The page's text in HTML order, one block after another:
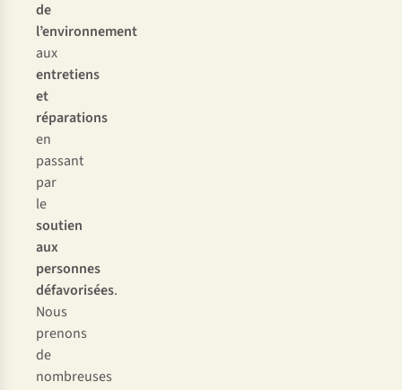
de
l’environnement
aux
entretiens
et
réparations
en
passant
par
le
soutien
aux
personnes
défavorisées.
Nous
prenons
de
nombreuses